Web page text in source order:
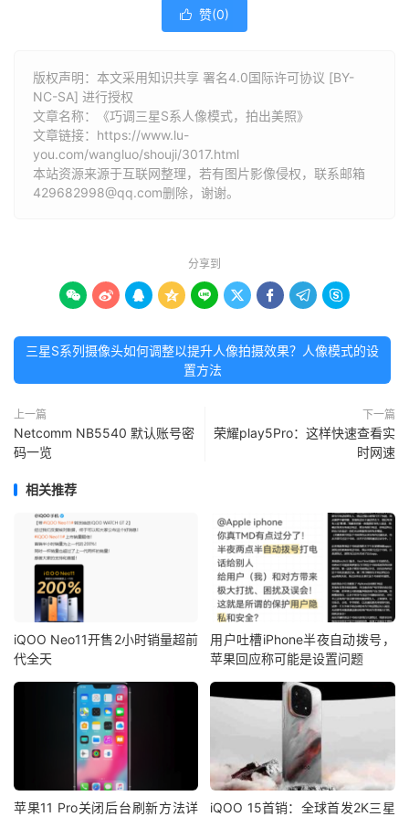
 赞(0)
版权声明：本文采用知识共享 署名4.0国际许可协议 [BY-
NC-SA] 进行授权
文章名称：《巧调三星S系人像模式，拍出美照》
文章链接： https://www.lu-
you.com/wangluo/shouji/3017.html
本站资源来源于互联网整理，若有图片影像侵权，联系邮箱
429682998@qq.com删除，谢谢。
分享到
        
三星S系列摄像头如何调整以提升人像拍摄效果？人像模式的设
置方法
上一篇
Netcomm NB5540 默认账号密
码一览
下一篇
荣耀play5Pro：这样快速查看实
时网速
相关推荐
iQOO Neo11开售2小时销量超前
代全天
用户吐槽iPhone半夜自动拨号，
苹果回应称可能是设置问题
苹果11 Pro关闭后台刷新方法详
iQOO 15首销：全球首发2K三星